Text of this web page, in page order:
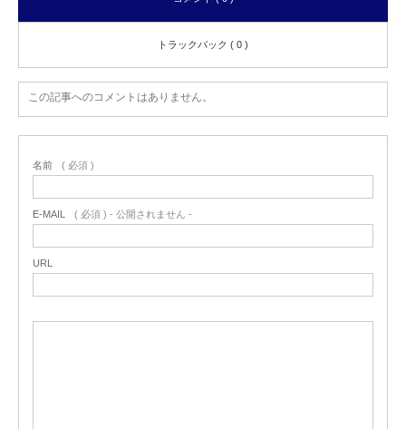
トラックバック ( 0 )
この記事へのコメントはありません。
名前 ( 必須 )
E-MAIL ( 必須 ) - 公開されません -
URL